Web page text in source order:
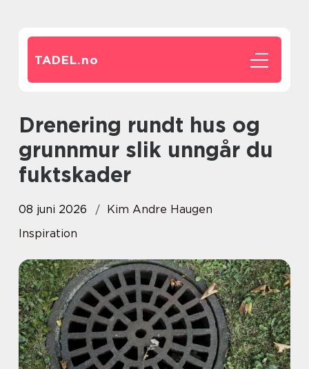
TADEL.no
Drenering rundt hus og
grunnmur slik unngår du
fuktskader
08 juni 2026
Kim Andre Haugen
Inspiration